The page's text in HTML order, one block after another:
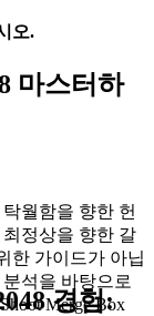
오.
마스터하
월함을 향한 헌
정상을 향한 갈
한 가이드가 아닙
석을 바탕으로
Merge Box
경험: